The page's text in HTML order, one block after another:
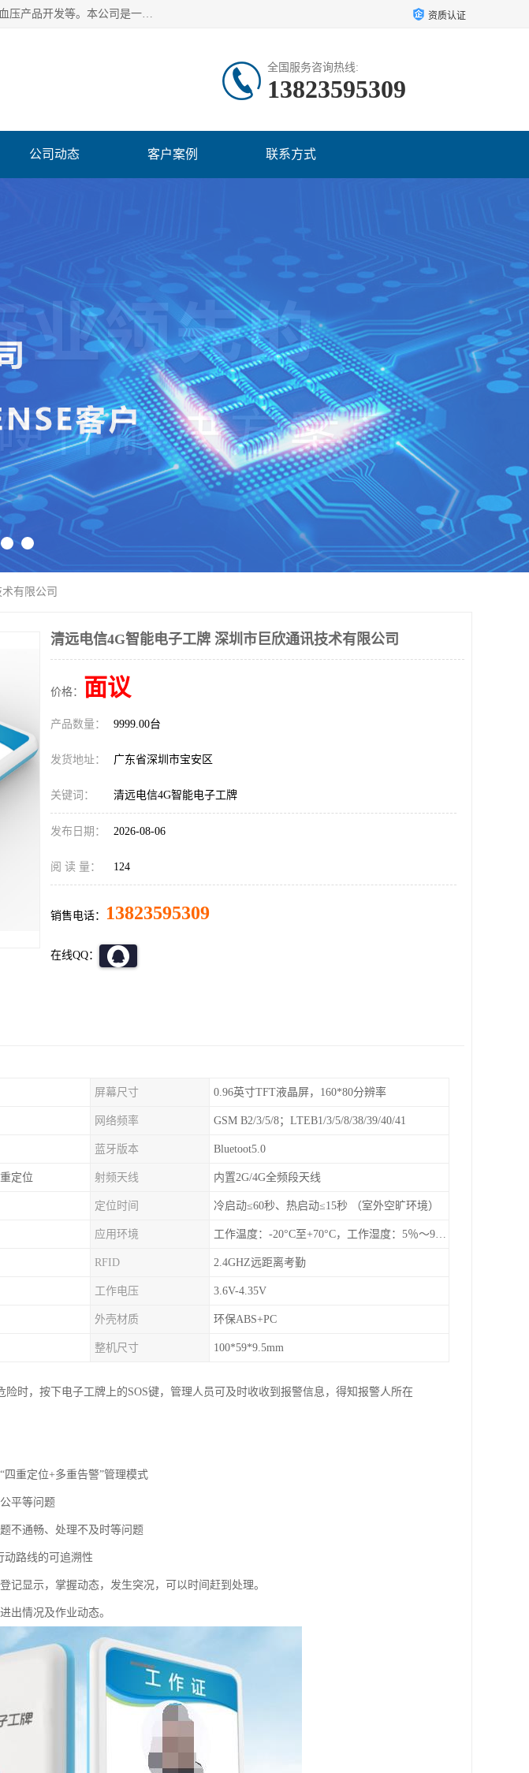
深圳市巨欣通讯技术有限公司是应用领域有：智能硬件Lora产品方案开发、智慧养老GPS定位心率血压产品开发等。本公司是一家民营高新技术企业、行业成员之一的智能硬件方案提供商，公司致力于为智能物联领域提供硬件解决方案。公司可满足不同类型客户采购需要，巨欣通讯切身体会客户对服务及时性的要求，建立了完善的售后服务系统，运用先进的互联网工具为客户提供及时、周到的服务！ 资质认证
全国服务咨询热线:
13823595309
公司动态 客户案例 联系方式
有限公司
清远电信4G智能电子工牌 深圳市巨欣通讯技术有限公司
价格： 面议
产品数量： 9999.00台
发货地址： 广东省深圳市宝安区
关键词： 清远电信4G智能电子工牌
发布日期： 2026-08-06
阅 读 量： 124
销售电话： 13823595309
在线QQ：
屏幕尺寸 0.96英寸TFT液晶屏，160*80分辨率
网络频率 GSM B2/3/5/8；LTEB1/3/5/8/38/39/40/41
蓝牙版本 Bluetoot5.0
定位 射频天线 内置2G/4G全频段天线
定位时间 冷启动≤60秒、热启动≤15秒 （室外空旷环境）
应用环境 工作温度：-20°C至+70°C，工作湿度：5％〜95％RH
RFID 2.4GHZ远距离考勤
工作电压 3.6V-4.35V
外壳材质 环保ABS+PC
整机尺寸 100*59*9.5mm
时，按下电子工牌上的SOS键，管理人员可及时收收到报警信息，得知报警人所在
重定位+多重告警”管理模式
平等问题
不通畅、处理不及时等问题
动路线的可追溯性
记显示，掌握动态，发生突况，可以时间赶到处理。
出情况及作业动态。